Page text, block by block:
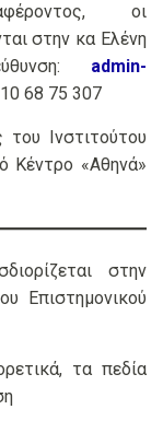
οι
στην κα Ελένη
admin-
68 75 307
του Ινστιτούτου
Κέντρο «Αθηνά»
στην
Επιστημονικού
τα πεδία